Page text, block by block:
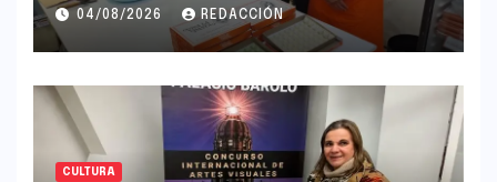
emprendimiento
04/08/2026 REDACCIÓN
CULTURA